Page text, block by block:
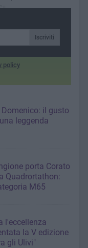
Iscriviti
policy
il gusto
leggenda
porta Corato
Quadrortathon:
M65
l'eccellenza
la V edizione
gli Ulivi"